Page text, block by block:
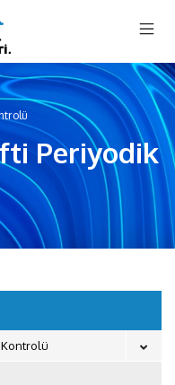
Periyodik
Kontrolü